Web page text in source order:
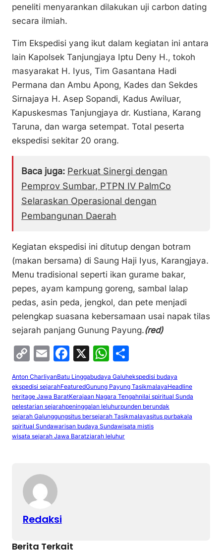
peneliti menyarankan dilakukan uji carbon dating
secara ilmiah.
Tim Ekspedisi yang ikut dalam kegiatan ini antara
lain Kapolsek Tanjungjaya Iptu Deny H., tokoh
masyarakat H. Iyus, Tim Gasantana Hadi
Permana dan Ambu Apong, Kades dan Sekdes
Sirnajaya H. Asep Sopandi, Kadus Awiluar,
Kapuskesmas Tanjungjaya dr. Kustiana, Karang
Taruna, dan warga setempat. Total peserta
ekspedisi sekitar 20 orang.
Baca juga: Perkuat Sinergi dengan
Pemprov Sumbar, PTPN IV PalmCo
Selaraskan Operasional dengan
Pembangunan Daerah
Kegiatan ekspedisi ini ditutup dengan botram
(makan bersama) di Saung Haji Iyus, Karangjaya.
Menu tradisional seperti ikan gurame bakar,
pepes, ayam kampung goreng, sambal lalap
pedas, asin peda, jengkol, dan pete menjadi
pelengkap suasana kebersamaan usai napak tilas
sejarah panjang Gunung Payung.(red)
C
o
p
y
Li
n
E
m
ai
l
F
a
c
e
b
o
X
W
h
at
s
A
p
h
ar
e
Anton CharliyanBatu Linggabudaya Galuhekspedisi budaya
ekspedisi sejarahFeaturedGunung Payung TasikmalayaHeadline
heritage Jawa BaratKerajaan Nagara Tengahnilai spiritual Sunda
pelestarian sejarahpeninggalan leluhurpunden berundak
sejarah Galunggungsitus bersejarah Tasikmalayasitus purbakala
spiritual Sundawarisan budaya Sundawisata mistis
wisata sejarah Jawa Baratziarah leluhur
Redaksi
Berita Terkait